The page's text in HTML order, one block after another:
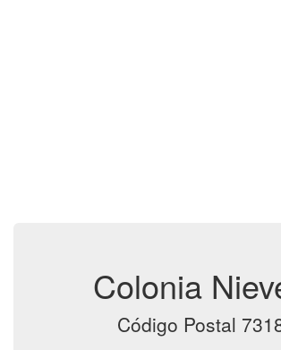
Colonia
Código Postal